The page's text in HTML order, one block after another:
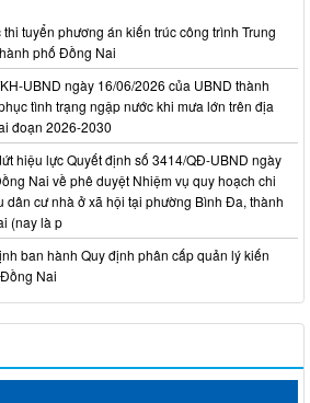
tuyển phương án kiến trúc công trình Trung
phố Đồng Nai
UBND ngày 16/06/2026 của UBND thành
tình trạng ngập nước khi mưa lớn trên địa
đoạn 2026-2030
hiệu lực Quyết định số 3414/QĐ-UBND ngày
Nai về phê duyệt Nhiệm vụ quy hoạch chi
dân cư nhà ở xã hội tại phường Bình Đa, thành
(nay là p
ban hành Quy định phân cấp quản lý kiến
Nai